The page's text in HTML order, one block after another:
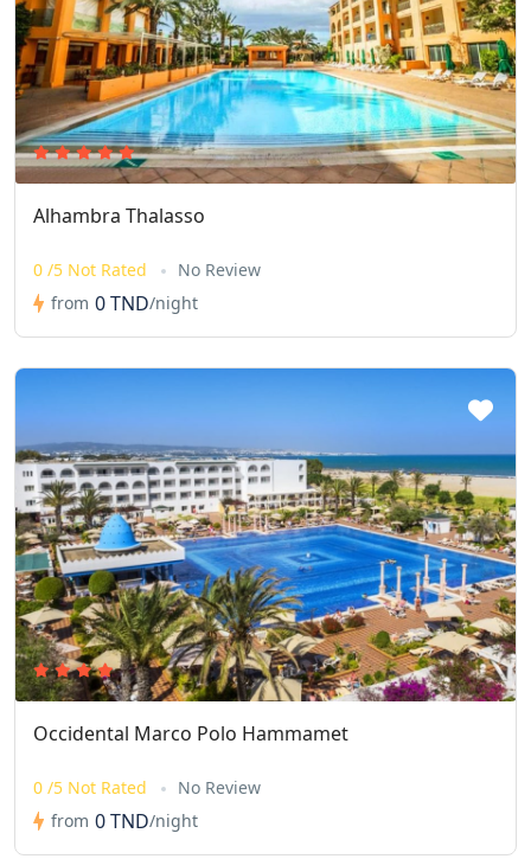
Alhambra Thalasso
0 /5 Not Rated
No Review
from 0 TND/night
Occidental Marco Polo Hammamet
0 /5 Not Rated
No Review
from 0 TND/night